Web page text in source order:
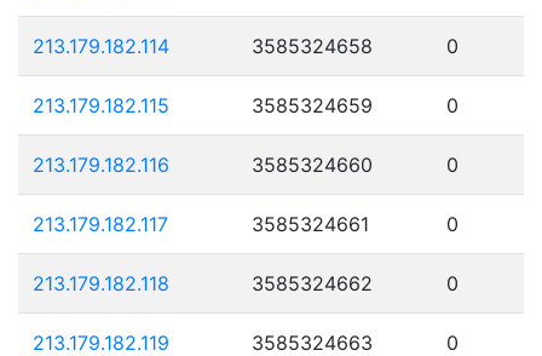
213.179.182.114 3585324658 0
213.179.182.115 3585324659 0
213.179.182.116 3585324660 0
213.179.182.117 3585324661 0
213.179.182.118 3585324662 0
213.179.182.119 3585324663 0